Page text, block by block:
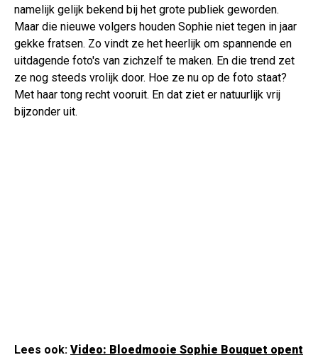
namelijk gelijk bekend bij het grote publiek geworden.
Maar die nieuwe volgers houden Sophie niet tegen in jaar
gekke fratsen. Zo vindt ze het heerlijk om spannende en
uitdagende foto's van zichzelf te maken. En die trend zet
ze nog steeds vrolijk door. Hoe ze nu op de foto staat?
Met haar tong recht vooruit. En dat ziet er natuurlijk vrij
bijzonder uit.
Lees ook: Video: Bloedmooie Sophie Bouquet opent